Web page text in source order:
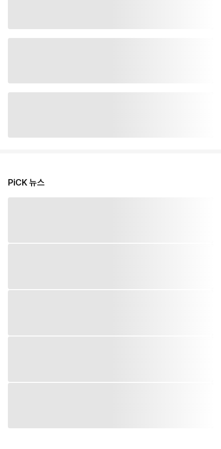
PiCK 뉴스